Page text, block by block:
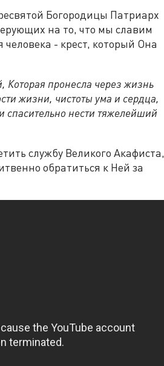
Богородицы Патриарх
на то, что мы славим
- крест, который Она
Которая пронесла через жизнь
жизни, чистоты ума и сердца,
спасительно нести тяжелейший
службу Великого Акафиста,
обратиться к Ней за